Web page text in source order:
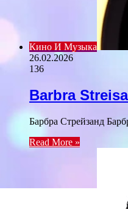
Кино И Музыка
26.02.2026
136
Barbra
Барбра Стрейзанд
Read More »